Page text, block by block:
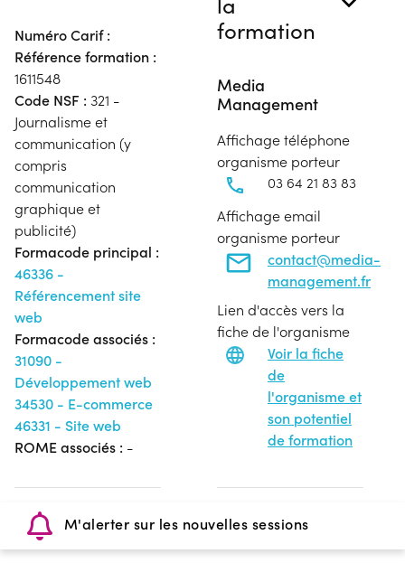
Numéro Carif :
Référence formation :
1611548
Code NSF : 321 -
Journalisme et
communication (y
compris
communication
graphique et
publicité)
Formacode principal :
46336 -
Référencement site
web
Formacode associés :
31090 -
Développement web
34530 - E-commerce
46331 - Site web
ROME associés : -
formation
Media
Management
Affichage téléphone
organisme porteur
03 64 21 83 83
Affichage email
organisme porteur
contact@media-
management.fr
Lien d'accès vers la
fiche de l'organisme
Voir la fiche
de
l'organisme et
son potentiel
de formation
M'alerter sur les nouvelles sessions